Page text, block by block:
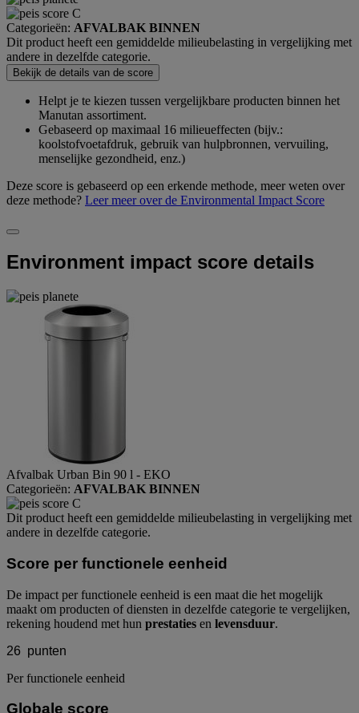
Categorieën: AFVALBAK BINNEN
Dit product heeft een gemiddelde milieubelasting in vergelijking met
andere in dezelfde categorie.
Bekijk de details van de score
Helpt je te kiezen tussen vergelijkbare producten binnen het
Manutan assortiment.
Gebaseerd op maximaal 16 milieueffecten (bijv.:
koolstofvoetafdruk, gebruik van hulpbronnen, vervuiling,
menselijke gezondheid, enz.)
Deze score is gebaseerd op een erkende methode, meer weten over
deze methode? Leer meer over de Environmental Impact Score
Environment impact score details
Afvalbak Urban Bin 90 l - EKO
Categorieën: AFVALBAK BINNEN
Dit product heeft een gemiddelde milieubelasting in vergelijking met
andere in dezelfde categorie.
Score per functionele eenheid
De impact per functionele eenheid is een maat die het mogelijk
maakt om producten of diensten in dezelfde categorie te vergelijken,
rekening houdend met hun prestaties en levensduur.
26 punten
Per functionele eenheid
Globale score